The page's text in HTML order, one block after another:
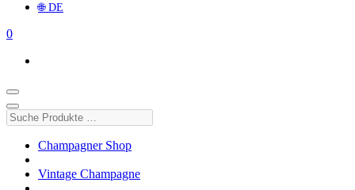
🌐 DE
0
Suche
Produkte
Champagner Shop
Vintage Champagne